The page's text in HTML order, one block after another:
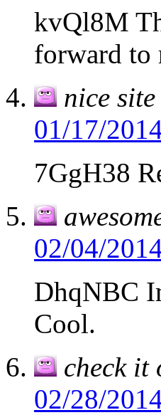
kvQl8M
forward to
nice
01/17/
7GgH38
02/04/
DhqNBC
Cool.
check it
02/28/